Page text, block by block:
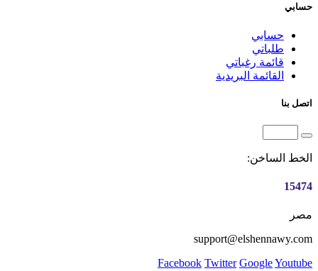
حسابي
حسابي
طلباتي
قائمة رغباتي
القائمة البريدية
اتصل بنا
الخط الساخن:
15474
مصر
support@elshennawy.com
Facebook Twitter GoogleYoutube